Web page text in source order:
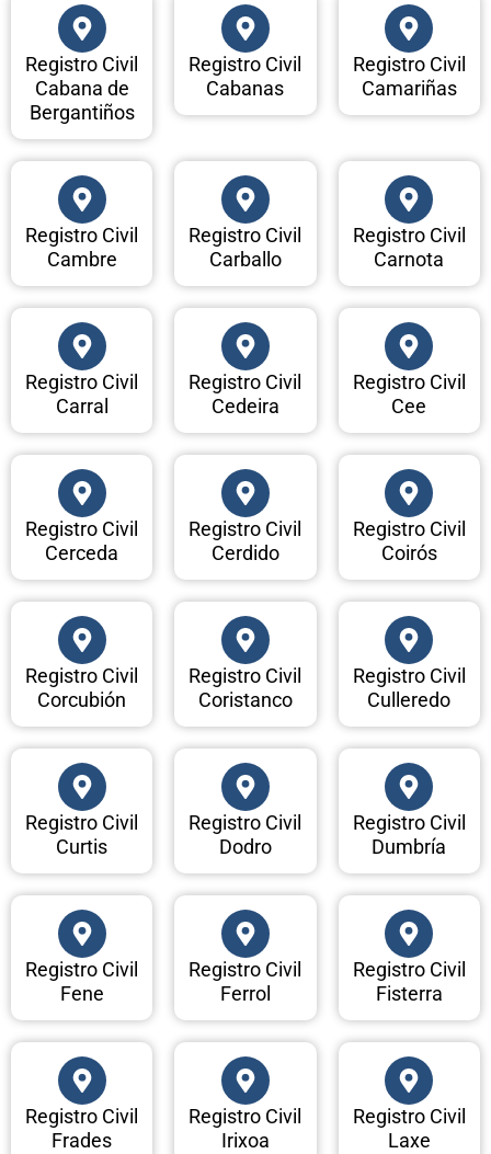
Registro Civil
Cabana de
Bergantiños
Registro Civil
Cabanas
Registro Civil
Camariñas
Registro Civil
Cambre
Registro Civil
Carballo
Registro Civil
Carnota
Registro Civil
Carral
Registro Civil
Cedeira
Registro Civil
Cee
Registro Civil
Cerceda
Registro Civil
Cerdido
Registro Civil
Coirós
Registro Civil
Corcubión
Registro Civil
Coristanco
Registro Civil
Culleredo
Registro Civil
Curtis
Registro Civil
Dodro
Registro Civil
Dumbría
Registro Civil
Fene
Registro Civil
Ferrol
Registro Civil
Fisterra
Registro Civil
Frades
Registro Civil
Irixoa
Registro Civil
Laxe